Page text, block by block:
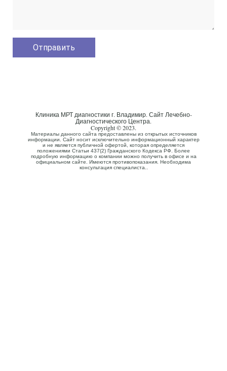
Клиника МРТ диагностики г. Владимир. Сайт Лечебно-
Диагностического Центра.
Copyright © 2023.
Материалы данного сайта предоставлены из открытых источников
информации. Сайт носит исключительно информационный характер
и не является публичной офертой, которая определяется
положениями Статьи 437(2) Гражданского Кодекса РФ. Более
подробную информацию о компании можно получить в офисе и на
официальном сайте. Имеются противопоказания. Необходима
консультация специалиста..